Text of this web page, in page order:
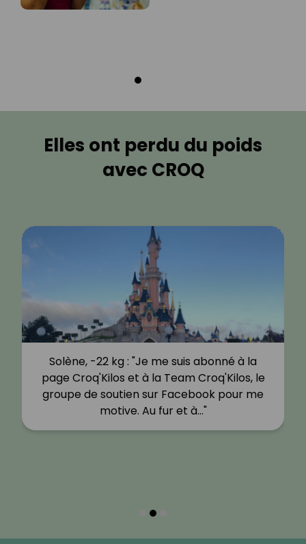
Elles ont perdu du poids
avec CROQ
Solène, -22 kg : "Je me suis abonné à la
page Croq'Kilos et à la Team Croq'Kilos, le
groupe de soutien sur Facebook pour me
motive. Au fur et à…"